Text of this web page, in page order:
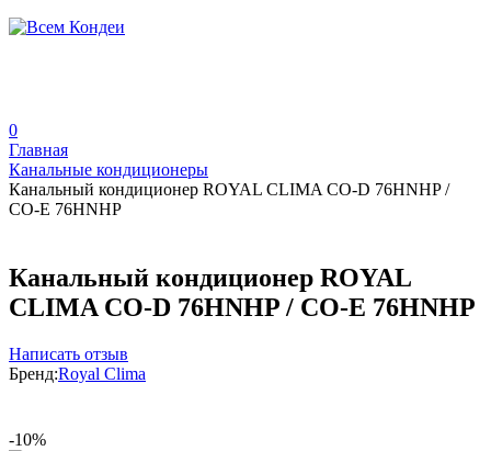
0
Главная
Канальные кондиционеры
Канальный кондиционер ROYAL CLIMA CO-D 76HNHP /
CO-E 76HNHP
Канальный кондиционер ROYAL
CLIMA CO-D 76HNHP / CO-E 76HNHP
Написать отзыв
Бренд:Royal Clima
-10%